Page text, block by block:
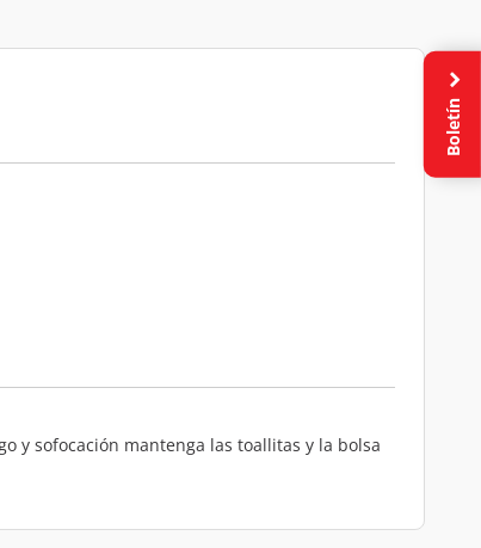
y sofocación mantenga las toallitas y la bolsa
Boletín